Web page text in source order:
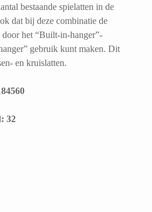
bestaande spielatten in de
dat bij deze combinatie de
het “Built-in-hanger”-
gebruik kunt maken. Dit
en kruislatten.
32